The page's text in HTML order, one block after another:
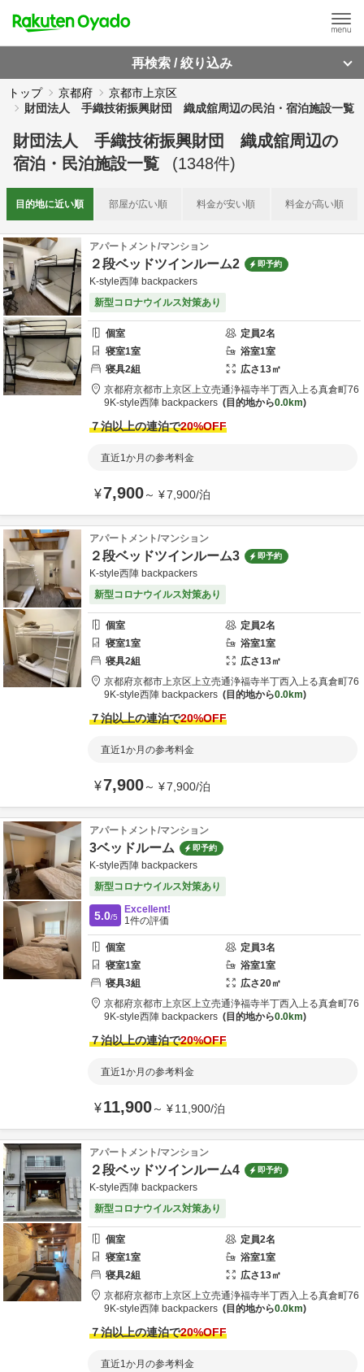
再検索 / 絞り込み
トップ 京都府
京都市上京区
財団法人 手織技術振興財団 織成舘周辺の民泊・宿泊施設一覧
財団法人 手織技術振興財団 織成舘周辺の
宿泊・民泊施設一覧
(1348件)
目的地に近い順 部屋が広い順 料金が安い順 料金が高い順
アパートメント/マンション
２段ベッドツインルーム2 即予約
K-style西陣 backpackers
新型コロナウイルス対策あり
個室 定員2名
寝室1室 浴室1室
寝具2組 広さ13㎡
京都府京都市上京区上立売通浄福寺半丁西入上る真倉町76
9 K-style西陣 backpackers 目的地から0.0km
７泊以上の連泊で20%OFF
直近1か月の参考料金
¥7,900～ ¥7,900/泊
アパートメント/マンション
２段ベッドツインルーム3 即予約
K-style西陣 backpackers
新型コロナウイルス対策あり
個室 定員2名
寝室1室 浴室1室
寝具2組 広さ13㎡
京都府京都市上京区上立売通浄福寺半丁西入上る真倉町76
9 K-style西陣 backpackers 目的地から0.0km
７泊以上の連泊で20%OFF
直近1か月の参考料金
¥7,900～ ¥7,900/泊
アパートメント/マンション
3ベッドルーム 即予約
K-style西陣 backpackers
新型コロナウイルス対策あり
5.0/5
Excellent!
1件の評価
個室 定員3名
寝室1室 浴室1室
寝具3組 広さ20㎡
京都府京都市上京区上立売通浄福寺半丁西入上る真倉町76
9 K-style西陣 backpackers 目的地から0.0km
７泊以上の連泊で20%OFF
直近1か月の参考料金
¥11,900～ ¥11,900/泊
アパートメント/マンション
２段ベッドツインルーム4 即予約
K-style西陣 backpackers
新型コロナウイルス対策あり
個室 定員2名
寝室1室 浴室1室
寝具2組 広さ13㎡
京都府京都市上京区上立売通浄福寺半丁西入上る真倉町76
9 K-style西陣 backpackers 目的地から0.0km
７泊以上の連泊で20%OFF
直近1か月の参考料金